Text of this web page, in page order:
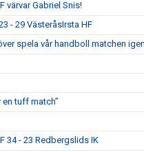
värvar Gabriel Snis!
- 29 VästeråsIrsta HF
spela vår handboll matchen
en tuff match”
34 - 23 Redbergslids IK